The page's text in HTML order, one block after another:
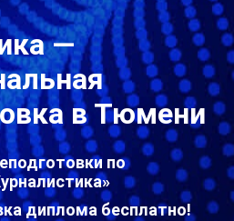
—
в Тюмени
по
диплома бесплатно!